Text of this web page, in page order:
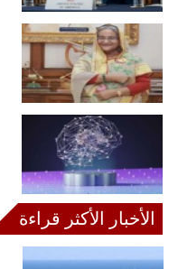
الأخبار الأكثر قراءة